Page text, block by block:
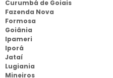
Curumbá de Goiais
Fazenda Nova
Formosa
Goiânia
Ipameri
Iporá
Jataí
Lugiania
Mineiros